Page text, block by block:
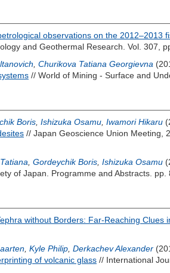
observations on the 2012–2013
and Geothermal Research. Vol. 307,
Churikova Tatiana Georgievna
// World of Mining - Surface and
Boris Ishizuka Osamu Iwamori Hikaru
// Japan Geoscience Union Meeting,
Gordeychik Boris Ishizuka Osamu
of Japan. Programme and Abstracts. pp.
without Borders: Far-Reaching Clues
Kyle Philip Derkachev Alexander
of volcanic glass // International